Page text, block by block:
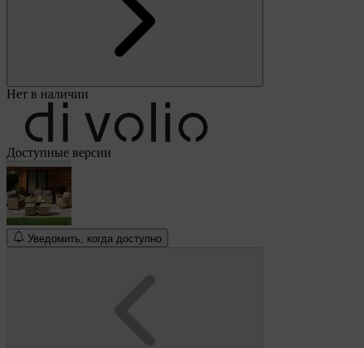
Нет в наличии
Доступные версии
Уведомить, когда доступно